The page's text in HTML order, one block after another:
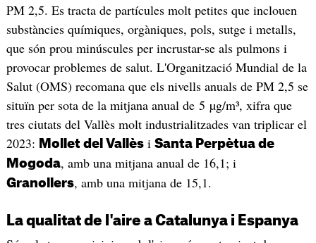
PM 2,5. Es tracta de partícules molt petites que inclouen
substàncies químiques, orgàniques, pols, sutge i metalls,
que són prou minúscules per incrustar-se als pulmons i
provocar problemes de salut. L'Organització Mundial de la
Salut (OMS) recomana que els nivells anuals de PM 2,5 se
situïn per sota de la mitjana anual de 5 µg/m³, xifra que
tres ciutats del Vallès molt industrialitzades van triplicar el
2023: Mollet del Vallèsi Santa Perpètua de
Mogoda, amb una mitjana anual de 16,1; i
Granollers, amb una mitjana de 15,1.
La qualitat de l'aire a Catalunya i Espanya